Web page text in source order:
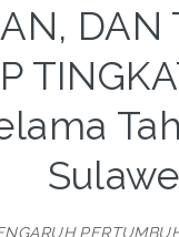
DAN